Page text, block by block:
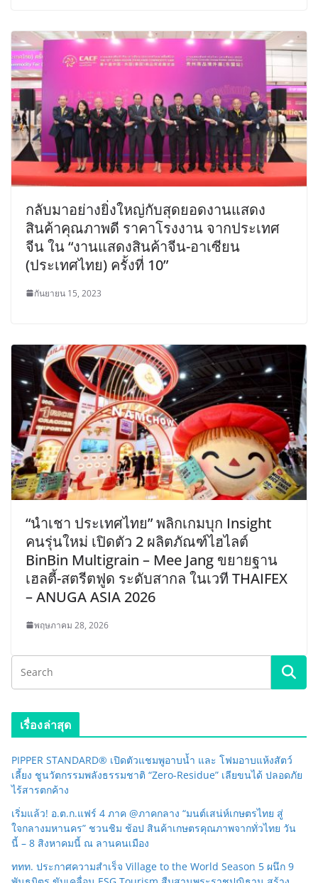
กลับมาอย่างยิ่งใหญ่กับสุดยอดงานแสดง
สินค้าคุณภาพดี ราคาโรงงาน จากประเทศ
จีน ใน “งานแสดงสินค้าจีน-อาเซียน
(ประเทศไทย) ครั้งที่ 10”
กันยายน 15, 2023
“นำเชา ประเทศไทย” พลิกเกมบุก Insight
คนรุ่นใหม่ เปิดตัว 2 ผลิตภัณฑ์ไฮไลต์
BinBin Multigrain – Mee Jang ขยายฐาน
เฮลตี้-สตรีตฟูด ระดับสากล ในเวที THAIFEX
– ANUGA ASIA 2026
พฤษภาคม 28, 2026
เรื่องล่าสุด
PIPPER STANDARD® เปิดตัวแชมพูอาบน้ำ และ โฟมอาบแห้งสัตว์
เลี้ยง ชูนวัตกรรมพลังธรรมชาติ “Zero-Residue” เลียขนได้ ปลอดภัย
ไร้สารตกค้าง
เริ่มแล้ว! อ.ต.ก.แฟร์ 4 ภาค @ภาคกลาง “มนต์เสน่ห์เกษตรไทย สู่
ใจกลางมหานคร” ชวนชิม ช้อป สินค้าเกษตรคุณภาพจากทั่วไทย วัน
นี้ – 8 สิงหาคมนี้ ณ ลานคนเมือง
ททท. ประกาศความสำเร็จ Village to the World Season 5 ผนึก 9